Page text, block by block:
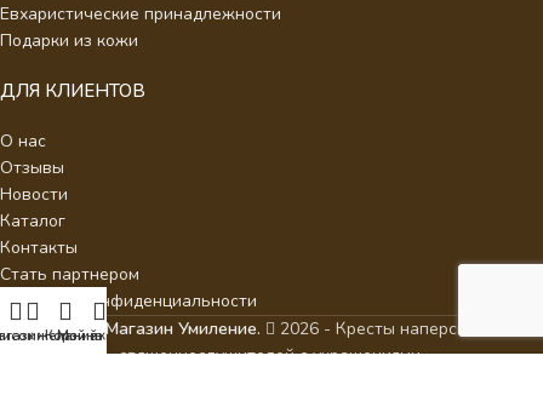
Евхаристические принадлежности
Подарки из кожи
ДЛЯ КЛИЕНТОВ
О нас
Отзывы
Новости
Каталог
Контакты
Стать партнером
Политика конфиденциальности
Интернет Магазин Умиление.
2026 - Кресты наперсные для
священнослужителей с украшениями.
желаний
Корзина
Мой аккаунт